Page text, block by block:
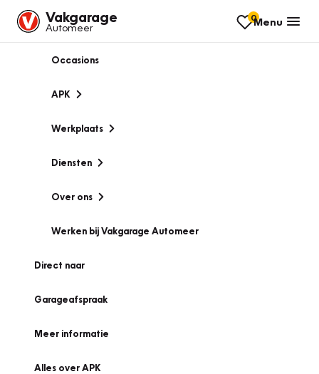
Vakgarage
Automeer
0Menu
Occasions
APK
Werkplaats
Diensten
Over ons
Werken bij Vakgarage Automeer
Direct naar
Garageafspraak
Meer informatie
Alles over APK